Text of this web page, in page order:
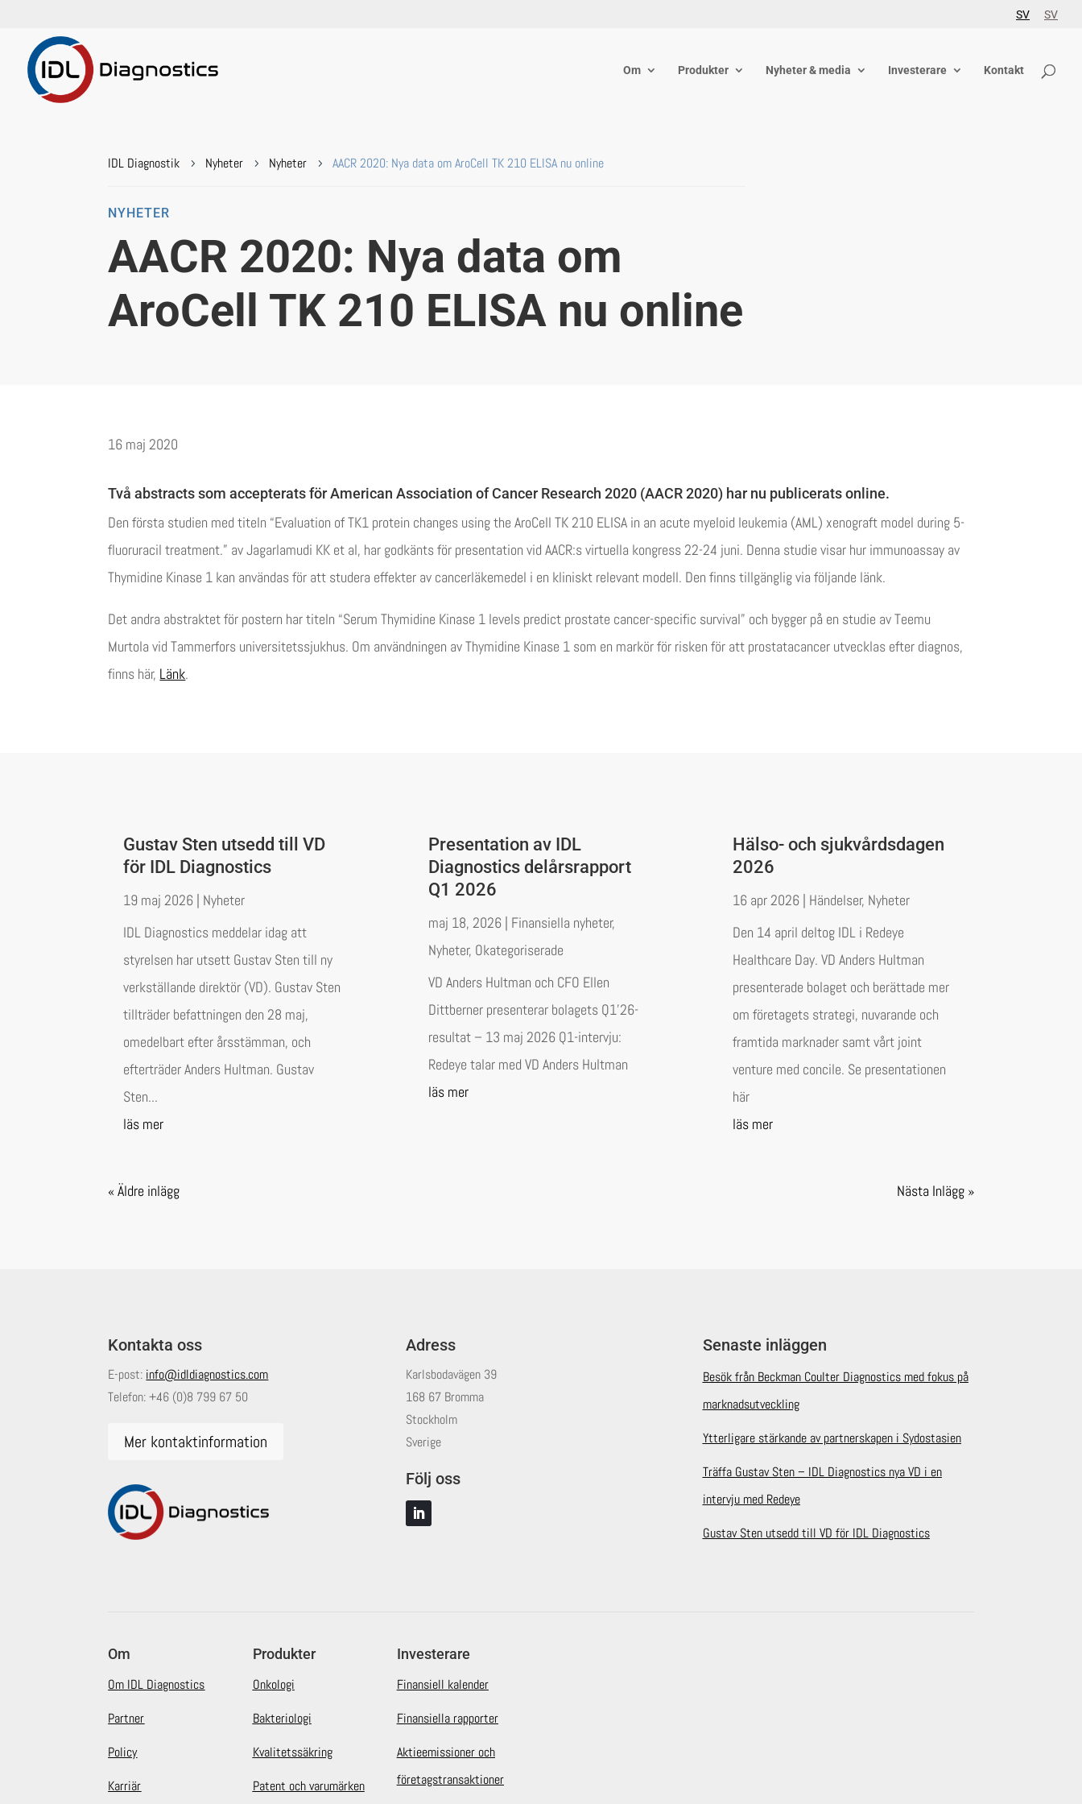
SV SV
Om Produkter Nyheter & media Investerare Kontakt
IDL Diagnostik 5 Nyheter 5 Nyheter 5 AACR 2020: Nya data om AroCell TK 210 ELISA nu online
NYHETER
AACR 2020: Nya data om
AroCell TK 210 ELISA nu online
16 maj 2020
Två abstracts som accepterats för American Association of Cancer Research 2020 (AACR 2020) har nu publicerats online.
Den första studien med titeln “Evaluation of TK1 protein changes using the AroCell TK 210 ELISA in an acute myeloid leukemia (AML) xenograft model during 5-
fluoruracil treatment.” av Jagarlamudi KK et al, har godkänts för presentation vid AACR:s virtuella kongress 22-24 juni. Denna studie visar hur immunoassay av
Thymidine Kinase 1 kan användas för att studera effekter av cancerläkemedel i en kliniskt relevant modell. Den finns tillgänglig via följande länk.
Det andra abstraktet för postern har titeln “Serum Thymidine Kinase 1 levels predict prostate cancer-specific survival” och bygger på en studie av Teemu
Murtola vid Tammerfors universitetssjukhus. Om användningen av Thymidine Kinase 1 som en markör för risken för att prostatacancer utvecklas efter diagnos,
finns här, Länk.
Gustav Sten utsedd till VD
för IDL Diagnostics
19 maj 2026 | Nyheter
IDL Diagnostics meddelar idag att
styrelsen har utsett Gustav Sten till ny
verkställande direktör (VD). Gustav Sten
tillträder befattningen den 28 maj,
omedelbart efter årsstämman, och
efterträder Anders Hultman. Gustav
Sten...
läs mer
Presentation av IDL
Diagnostics delårsrapport
Q1 2026
maj 18, 2026| Finansiella nyheter,
Nyheter, Okategoriserade
VD Anders Hultman och CFO Ellen
Dittberner presenterar bolagets Q1’26-
resultat – 13 maj 2026 Q1-intervju:
Redeye talar med VD Anders Hultman
läs mer
Hälso- och sjukvårdsdagen
2026
16 apr 2026| Händelser, Nyheter
Den 14 april deltog IDL i Redeye
Healthcare Day. VD Anders Hultman
presenterade bolaget och berättade mer
om företagets strategi, nuvarande och
framtida marknader samt vårt joint
venture med concile. Se presentationen
här
läs mer
« Äldre inlägg Nästa Inlägg »
Kontakta oss
E-post: info@idldiagnostics.com
Telefon:+46 (0)8 799 67 50
Mer kontaktinformation
Adress
Karlsbodavägen 39
168 67 Bromma
Stockholm
Sverige
Följ oss
Senaste inläggen
Besök från Beckman Coulter Diagnostics med fokus på
marknadsutveckling
Ytterligare stärkande av partnerskapen i Sydostasien
Träffa Gustav Sten – IDL Diagnostics nya VD i en
intervju med Redeye
Gustav Sten utsedd till VD för IDL Diagnostics
Om
Om IDL Diagnostics
Partner
Policy
Karriär
Produkter
Onkologi
Bakteriologi
Kvalitetssäkring
Patent och varumärken
Investerare
Finansiell kalender
Finansiella rapporter
Aktieemissioner och
företagstransaktioner